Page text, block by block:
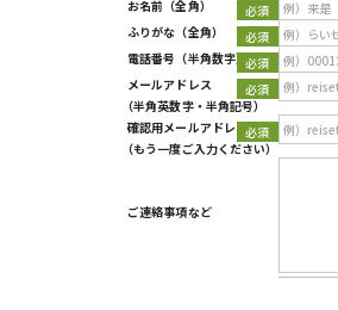
お名前 （全角）
ふりがな （全角）
電話番号 （半角数字）
メールアドレス
（半角英数字・半角記号）
確認用メールアドレス
（もう一度ご入力ください）
ご連絡事項など